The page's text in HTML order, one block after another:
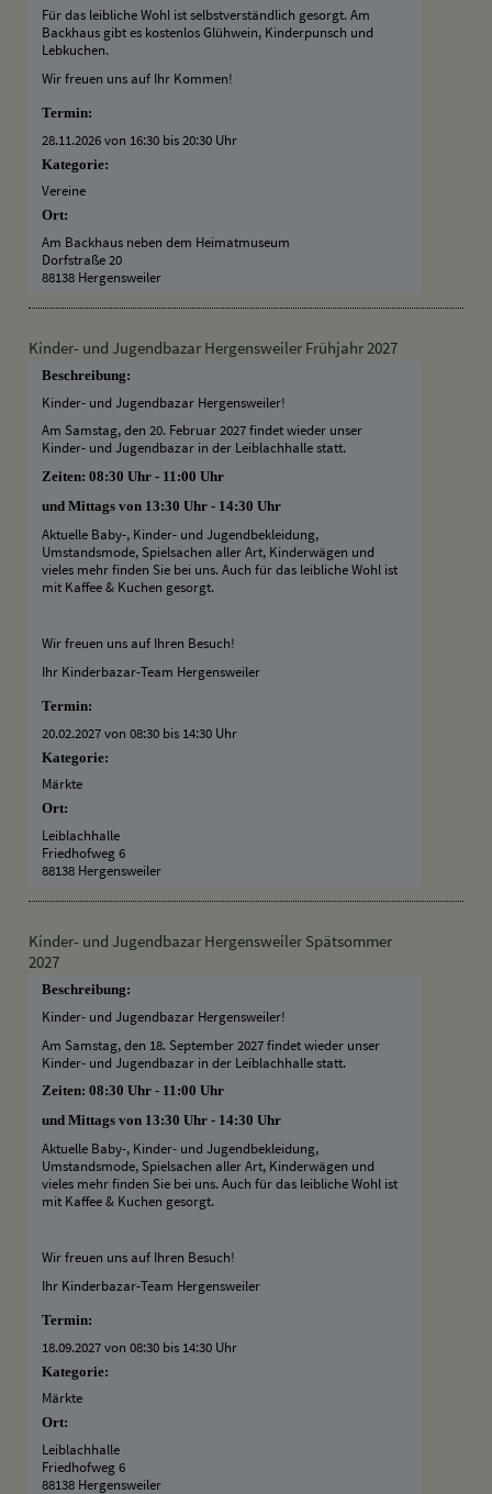
Für das leibliche Wohl ist selbstverständlich gesorgt. Am
Backhaus gibt es kostenlos Glühwein, Kinderpunsch und
Lebkuchen.
Wir freuen uns auf Ihr Kommen!
Termin:
28.11.2026 von 16:30 bis 20:30 Uhr
Kategorie:
Vereine
Ort:
Am Backhaus neben dem Heimatmuseum
Dorfstraße 20
88138 Hergensweiler
Kinder- und Jugendbazar Hergensweiler Frühjahr 2027
Beschreibung:
Kinder- und Jugendbazar Hergensweiler!
Am Samstag, den 20. Februar 2027 findet wieder unser
Kinder- und Jugendbazar in der Leiblachhalle statt.
Zeiten: 08:30 Uhr - 11:00 Uhr
und Mittags von 13:30 Uhr - 14:30 Uhr
Aktuelle Baby-, Kinder- und Jugendbekleidung,
Umstandsmode, Spielsachen aller Art, Kinderwägen und
vieles mehr finden Sie bei uns. Auch für das leibliche Wohl ist
mit Kaffee & Kuchen gesorgt.
Wir freuen uns auf Ihren Besuch!
Ihr Kinderbazar-Team Hergensweiler
Termin:
20.02.2027 von 08:30 bis 14:30 Uhr
Kategorie:
Märkte
Ort:
Leiblachhalle
Friedhofweg 6
88138 Hergensweiler
Kinder- und Jugendbazar Hergensweiler Spätsommer
2027
Beschreibung:
Kinder- und Jugendbazar Hergensweiler!
Am Samstag, den 18. September 2027 findet wieder unser
Kinder- und Jugendbazar in der Leiblachhalle statt.
Zeiten: 08:30 Uhr - 11:00 Uhr
und Mittags von 13:30 Uhr - 14:30 Uhr
Aktuelle Baby-, Kinder- und Jugendbekleidung,
Umstandsmode, Spielsachen aller Art, Kinderwägen und
vieles mehr finden Sie bei uns. Auch für das leibliche Wohl ist
mit Kaffee & Kuchen gesorgt.
Wir freuen uns auf Ihren Besuch!
Ihr Kinderbazar-Team Hergensweiler
Termin:
18.09.2027 von 08:30 bis 14:30 Uhr
Kategorie:
Märkte
Ort:
Leiblachhalle
Friedhofweg 6
88138 Hergensweiler